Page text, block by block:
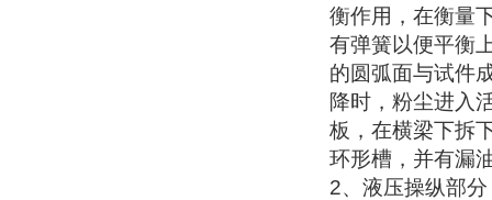
衡作用，在衡量
有弹簧以便平衡
的圆弧面与试件
降时，粉尘进入
板，在横梁下拆
环形槽 ，并有漏
2、液压操纵部分